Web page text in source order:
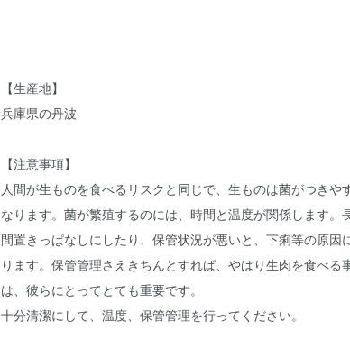
【生産地】
兵庫県の丹波
【注意事項】
人間が生ものを食べるリスクと同じで、生ものは菌がつきや
なります。菌が繁殖するのには、時間と温度が関係します。
間置きっぱなしにしたり、保管状況が悪いと、下痢等の原因
ります。保管管理さえきちんとすれば、やはり生肉を食べる
は、彼らにとってとても重要です。
十分清潔にして、温度、保管管理を行ってください。